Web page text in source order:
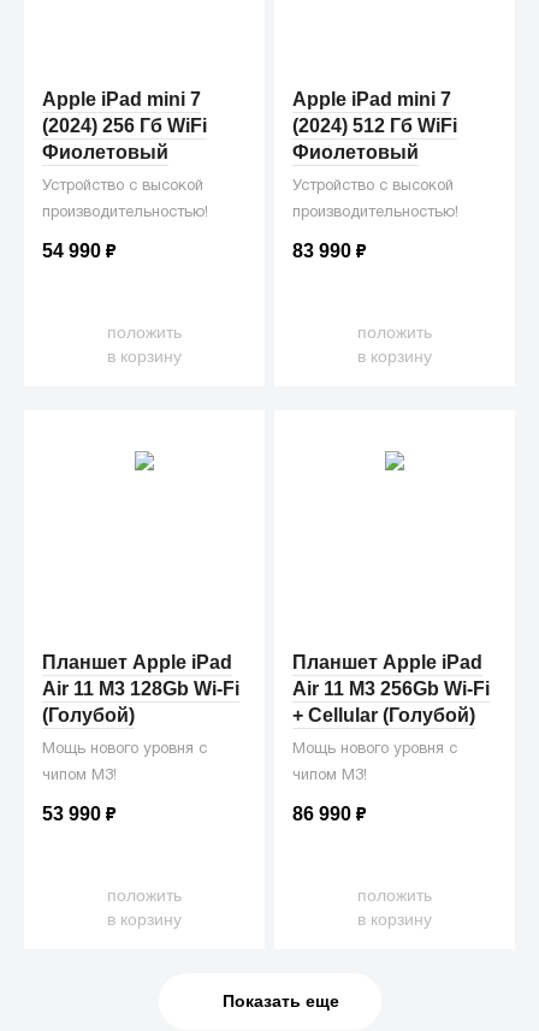
Apple iPad mini 7
(2024) 256 Гб WiFi
Фиолетовый
Устройство с высокой
производительностью!
54 990₽
положить
в корзину
Apple iPad mini 7
(2024) 512 Гб WiFi
Фиолетовый
Устройство с высокой
производительностью!
83 990₽
положить
в корзину
Планшет Apple iPad
Air 11 M3 128Gb Wi-Fi
(Голубой)
Мощь нового уровня с
чипом M3!
53 990₽
положить
в корзину
Планшет Apple iPad
Air 11 M3 256Gb Wi-Fi
+ Сellular (Голубой)
Мощь нового уровня с
чипом M3!
86 990₽
положить
в корзину
Показать еще